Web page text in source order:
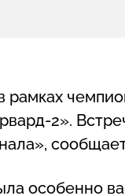
2».
особенно